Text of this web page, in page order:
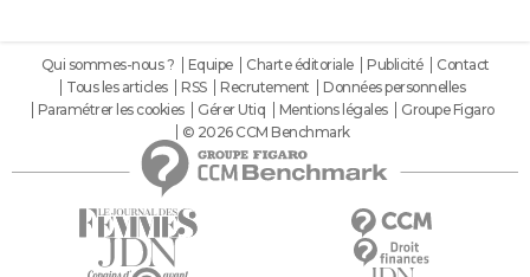
Qui sommes-nous ? Equipe Charte éditoriale Publicité
Contact
Tous les articles
RSS Recrutement
Données personnelles
Paramétrer les cookies
Gérer Utiq Mentions légales
Groupe Figaro
© 2026 CCM Benchmark